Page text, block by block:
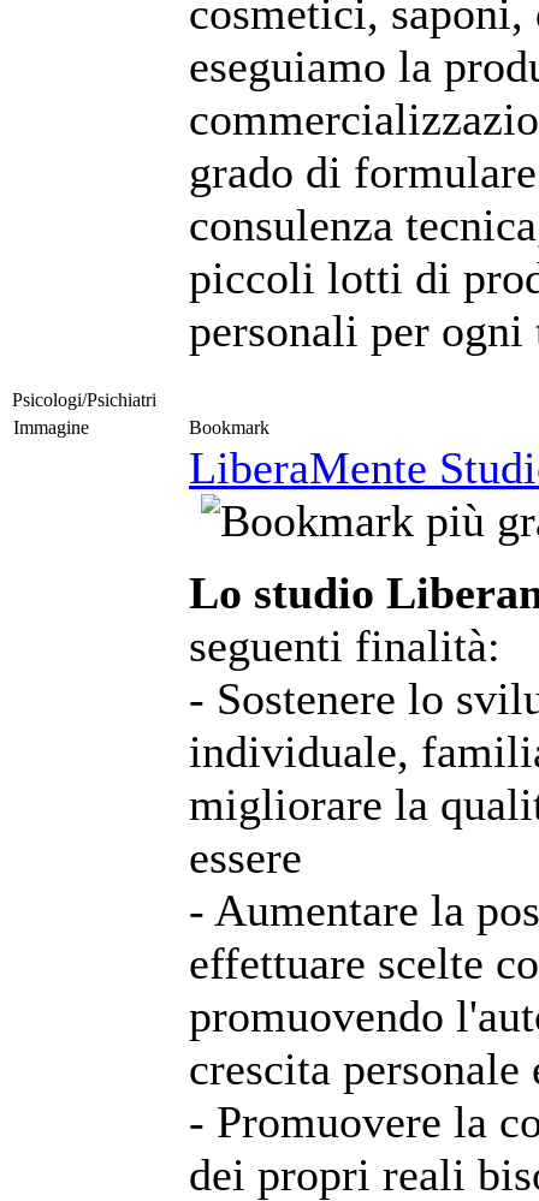
cosmetici,
eseguiamo la
grado di
consulenza
piccoli lotti di
personali per
Psicologi/Psichiatri
Immagine
Bookmark
LiberaMente
Lo studio
seguenti finalità:
- Sostenere lo
individuale,
migliorare la
essere
- Aumentare la
effettuare scelte
promuovendo
crescita
- Promuovere la
dei propri reali